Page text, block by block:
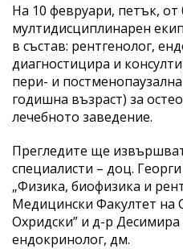
На 10 февруари, петък, от
мултидисциплинарен
в състав: рентгенолог,
диагностицира и
пери- и
годишна възраст) за
лечебното заведение.
Прегледите ще
специалисти – доц.
„Физика, биофизика и
Медицински Факултет на
Охридски” и д-р
ендокринолог, дм.